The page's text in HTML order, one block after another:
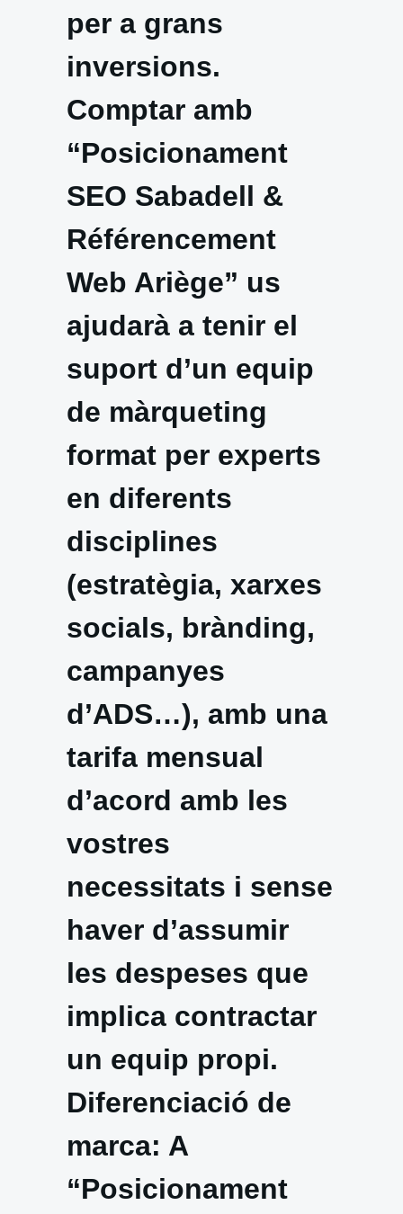
per a grans
inversions.
Comptar amb
“Posicionament
SEO Sabadell &
Référencement
Web Ariège” us
ajudarà a tenir el
suport d’un equip
de màrqueting
format per experts
en diferents
disciplines
(estratègia, xarxes
socials, brànding,
campanyes
d’ADS…), amb una
tarifa mensual
d’acord amb les
vostres
necessitats i sense
haver d’assumir
les despeses que
implica contractar
un equip propi.
Diferenciació de
marca: A
“Posicionament